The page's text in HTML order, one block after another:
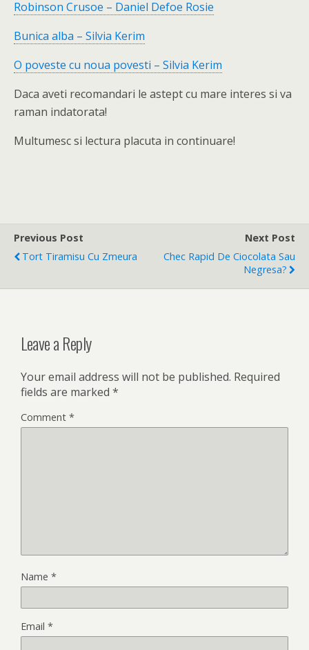
Robinson Crusoe – Daniel Defoe Rosie
Bunica alba – Silvia Kerim
O poveste cu noua povesti – Silvia Kerim
Daca aveti recomandari le astept cu mare interes si va
raman indatorata!
Multumesc si lectura placuta in continuare!
Previous Post
Tort Tiramisu Cu Zmeura
Next Post
Chec Rapid De Ciocolata Sau
Negresa?
Leave a Reply
Your email address will not be published. Required
fields are marked *
Comment *
Name *
Email *